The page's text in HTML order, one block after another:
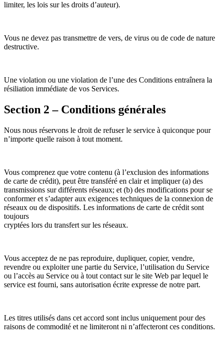
limiter, les lois sur les droits d’auteur).
Vous ne devez pas transmettre de vers, de virus ou de code de nature
destructive.
Une violation ou une violation de l’une des Conditions entraînera la
résiliation immédiate de vos Services.
Section 2 – Conditions générales
Nous nous réservons le droit de refuser le service à quiconque pour
n’importe quelle raison à tout moment.
Vous comprenez que votre contenu (à l’exclusion des informations
de carte de crédit), peut être transféré en clair et impliquer (a) des
transmissions sur différents réseaux; et (b) des modifications pour se
conformer et s’adapter aux exigences techniques de la connexion de
réseaux ou de dispositifs. Les informations de carte de crédit sont
toujours
cryptées lors du transfert sur les réseaux.
Vous acceptez de ne pas reproduire, dupliquer, copier, vendre,
revendre ou exploiter une partie du Service, l’utilisation du Service
ou l’accès au Service ou à tout contact sur le site Web par lequel le
service est fourni, sans autorisation écrite expresse de notre part.
Les titres utilisés dans cet accord sont inclus uniquement pour des
raisons de commodité et ne limiteront ni n’affecteront ces conditions.